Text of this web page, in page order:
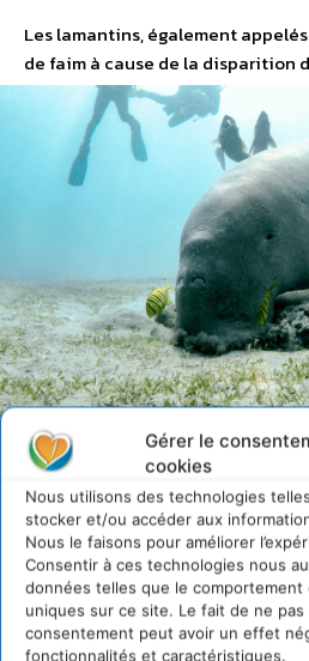
Gérer le
cookies
Nous utilisons des technologies
stocker et/ou accéder aux
Nous le faisons pour améliorer
Consentir à ces technologies nous
données telles que le comportement
uniques sur ce site. Le fait de ne
consentement peut avoir un effet
fonctionnalités et caractéristiques.
Les lamantins, également
de faim à cause de la disparition
Les lamantins, également appelés vaches de
5. Les herbiers
antidote au
climatique